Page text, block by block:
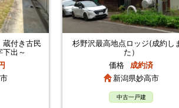
蔵付き古民
下出～
杉野沢最高地点ロッジ(成約し
た）
価格
成約済
新潟県妙高市
中古一戸建